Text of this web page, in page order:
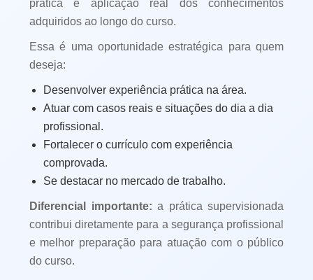
prática e aplicação real dos conhecimentos
adquiridos ao longo do curso.
Essa é uma oportunidade estratégica para quem
deseja:
Desenvolver experiência prática na área.
Atuar com casos reais e situações do dia a dia
profissional.
Fortalecer o currículo com experiência
comprovada.
Se destacar no mercado de trabalho.
Diferencial importante: a prática supervisionada
contribui diretamente para a segurança profissional
e melhor preparação para atuação com o público
do curso.